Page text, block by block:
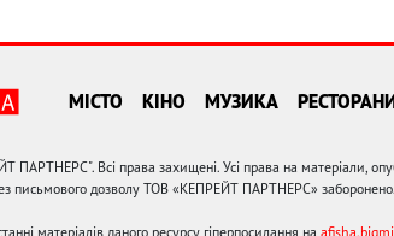
МІСТО КІНО МУЗИКА
Всі права захищені. Усі права на матеріали,
письмового дозволу ТОВ «КЕПРЕЙТ ПАРТНЕРС» заборонено.
матеріалів даного ресурсу гіперпосилання на